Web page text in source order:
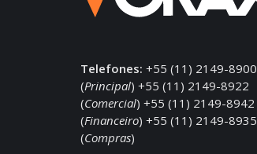
Telefones: +55 (11) 2149-8900
(Principal) +55 (11) 2149-8922
(Comercial) +55 (11) 2149-8942
(Financeiro) +55 (11) 2149-8935
(Compras)